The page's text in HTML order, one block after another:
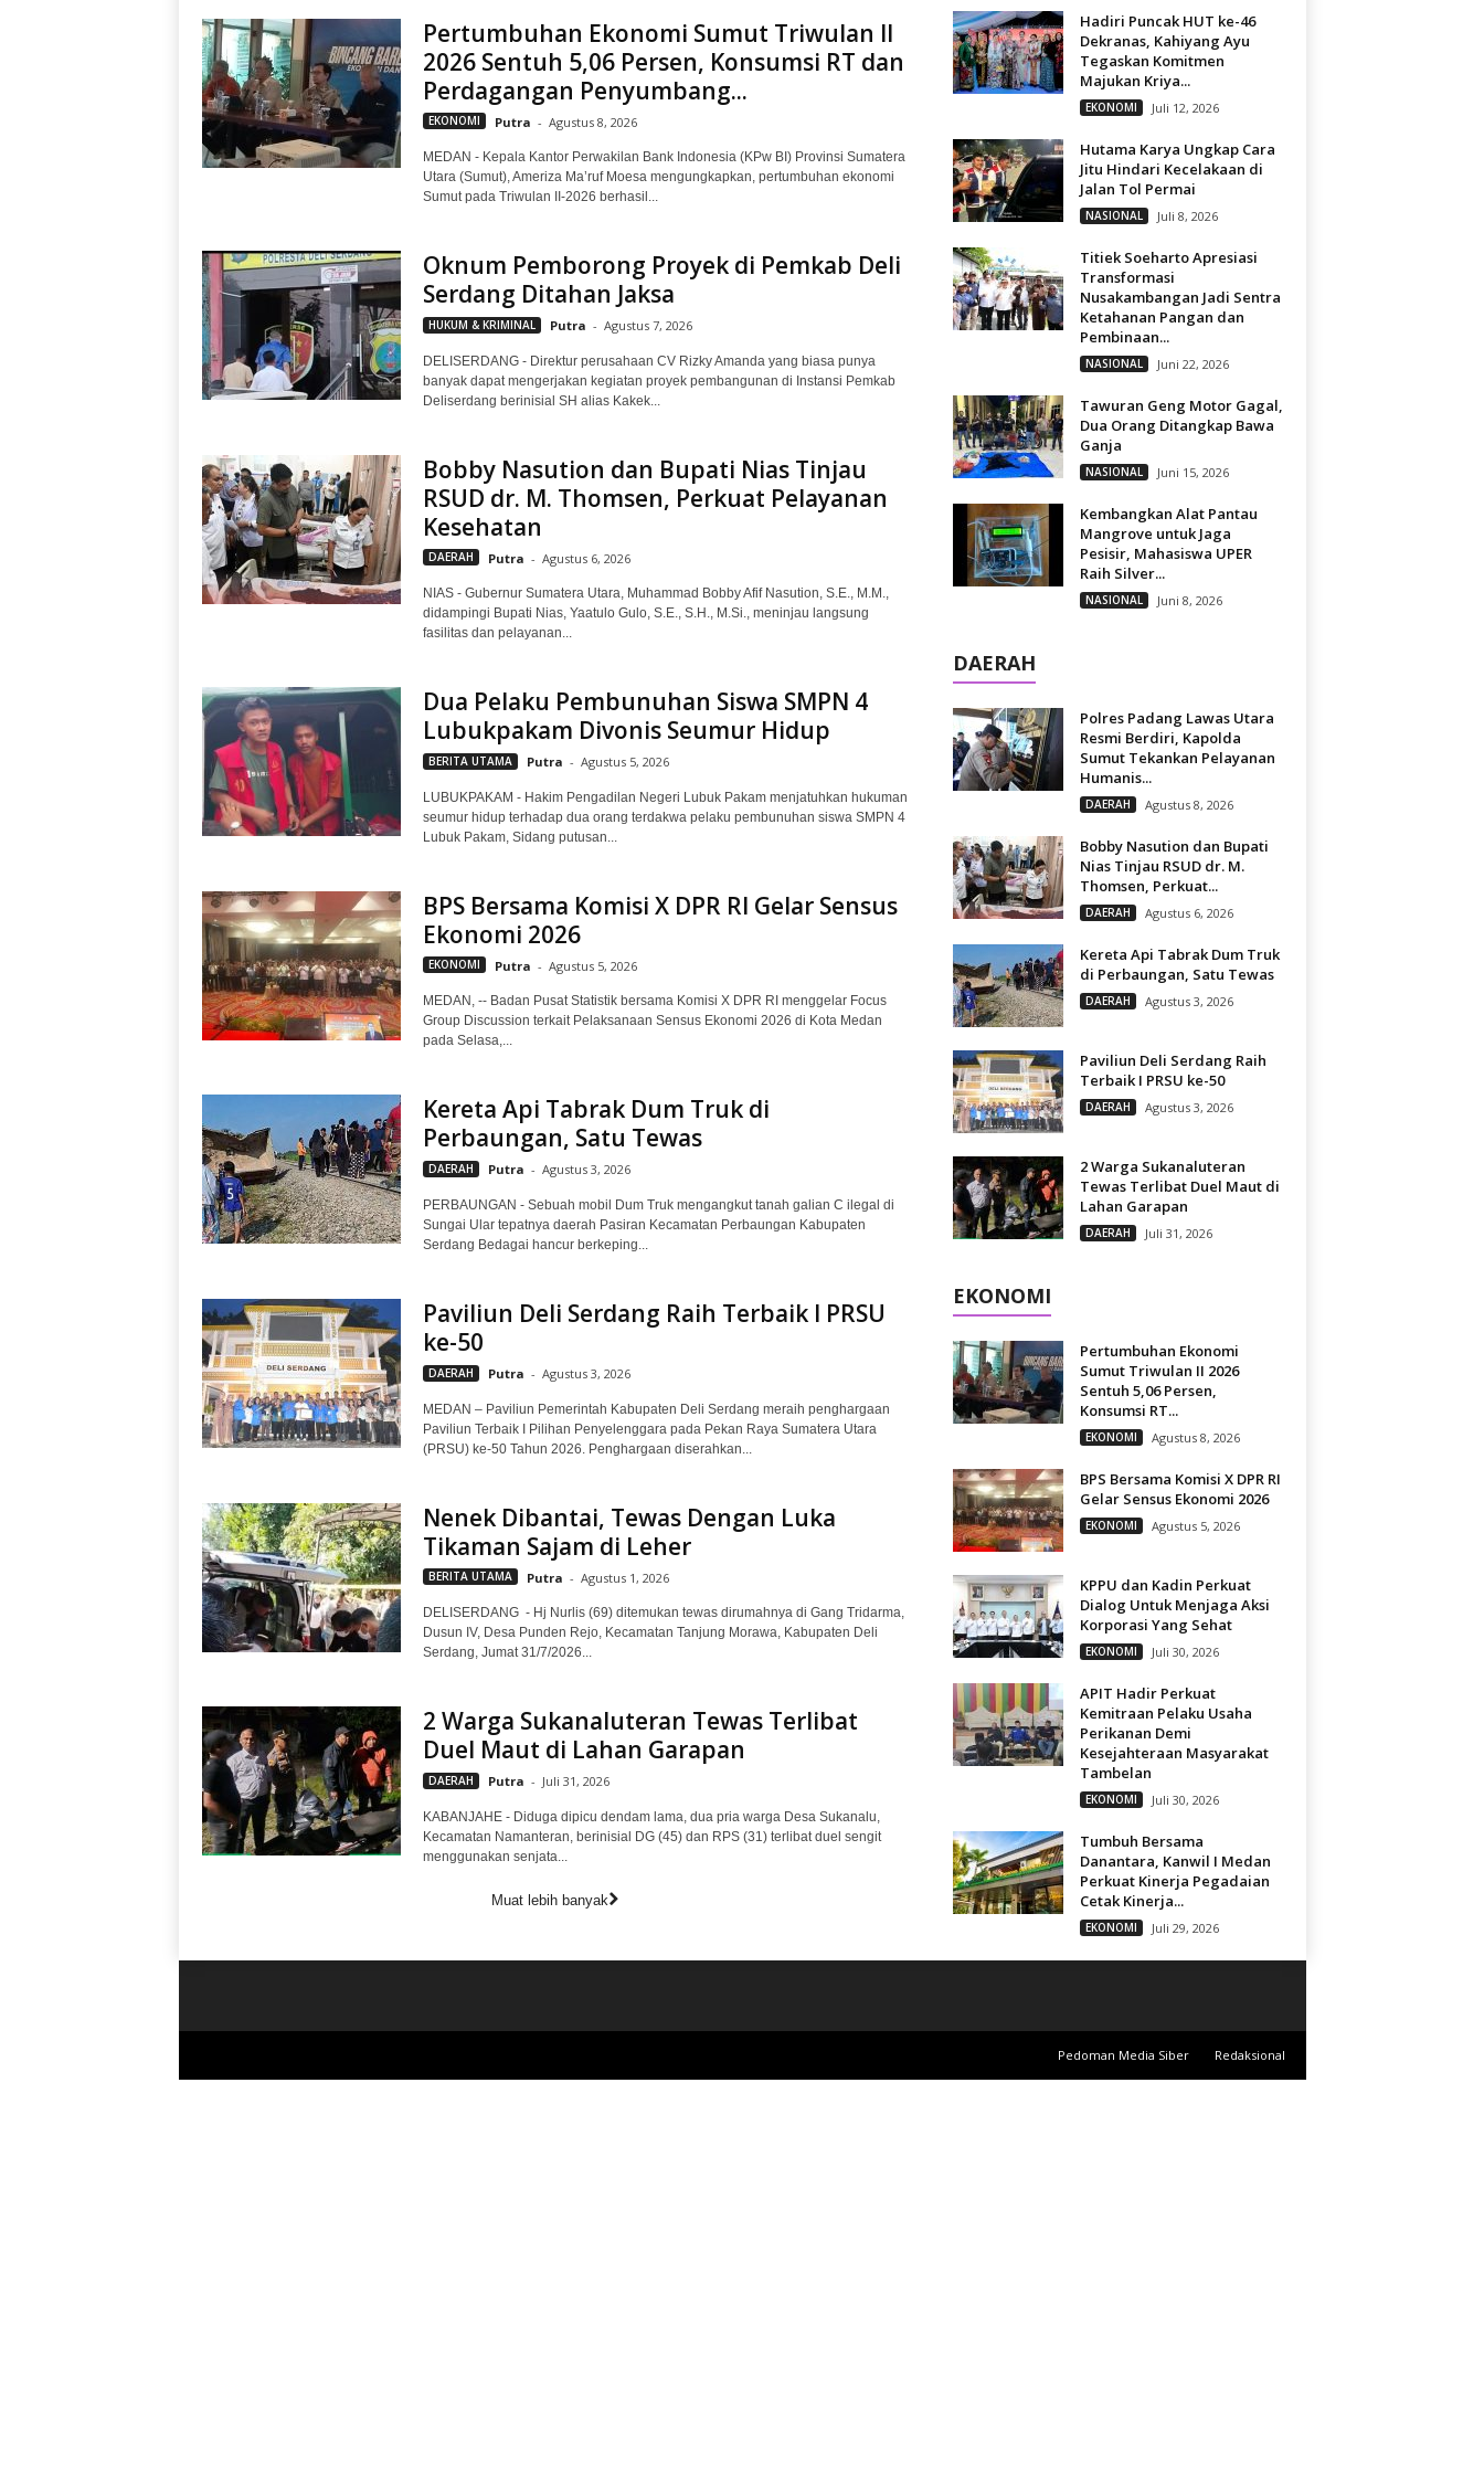
Pertumbuhan Ekonomi Sumut Triwulan II
2026 Sentuh 5,06 Persen, Konsumsi RT dan
Perdagangan Penyumbang...
EKONOMI Putra - Agustus 8, 2026
MEDAN - Kepala Kantor Perwakilan Bank Indonesia (KPw BI) Provinsi Sumatera
Utara (Sumut), Ameriza Ma’ruf Moesa mengungkapkan, pertumbuhan ekonomi
Sumut pada Triwulan II-2026 berhasil...
Oknum Pemborong Proyek di Pemkab Deli
Serdang Ditahan Jaksa
HUKUM & KRIMINAL Putra - Agustus 7, 2026
DELISERDANG - Direktur perusahaan CV Rizky Amanda yang biasa punya
banyak dapat mengerjakan kegiatan proyek pembangunan di Instansi Pemkab
Deliserdang berinisial SH alias Kakek...
Bobby Nasution dan Bupati Nias Tinjau
RSUD dr. M. Thomsen, Perkuat Pelayanan
Kesehatan
DAERAH Putra - Agustus 6, 2026
NIAS - Gubernur Sumatera Utara, Muhammad Bobby Afif Nasution, S.E., M.M.,
didampingi Bupati Nias, Yaatulo Gulo, S.E., S.H., M.Si., meninjau langsung
fasilitas dan pelayanan...
Dua Pelaku Pembunuhan Siswa SMPN 4
Lubukpakam Divonis Seumur Hidup
BERITA UTAMA Putra - Agustus 5, 2026
LUBUKPAKAM - Hakim Pengadilan Negeri Lubuk Pakam menjatuhkan hukuman
seumur hidup terhadap dua orang terdakwa pelaku pembunuhan siswa SMPN 4
Lubuk Pakam, Sidang putusan...
BPS Bersama Komisi X DPR RI Gelar Sensus
Ekonomi 2026
EKONOMI Putra - Agustus 5, 2026
MEDAN, -- Badan Pusat Statistik bersama Komisi X DPR RI menggelar Focus
Group Discussion terkait Pelaksanaan Sensus Ekonomi 2026 di Kota Medan
pada Selasa,...
Kereta Api Tabrak Dum Truk di
Perbaungan, Satu Tewas
DAERAH Putra - Agustus 3, 2026
PERBAUNGAN - Sebuah mobil Dum Truk mengangkut tanah galian C ilegal di
Sungai Ular tepatnya daerah Pasiran Kecamatan Perbaungan Kabupaten
Serdang Bedagai hancur berkeping...
Paviliun Deli Serdang Raih Terbaik I PRSU
ke-50
DAERAH Putra - Agustus 3, 2026
MEDAN – Paviliun Pemerintah Kabupaten Deli Serdang meraih penghargaan
Paviliun Terbaik I Pilihan Penyelenggara pada Pekan Raya Sumatera Utara
(PRSU) ke-50 Tahun 2026. Penghargaan diserahkan...
Nenek Dibantai, Tewas Dengan Luka
Tikaman Sajam di Leher
BERITA UTAMA Putra - Agustus 1, 2026
DELISERDANG - Hj Nurlis (69) ditemukan tewas dirumahnya di Gang Tridarma,
Dusun IV, Desa Punden Rejo, Kecamatan Tanjung Morawa, Kabupaten Deli
Serdang, Jumat 31/7/2026...
2 Warga Sukanaluteran Tewas Terlibat
Duel Maut di Lahan Garapan
DAERAH Putra - Juli 31, 2026
KABANJAHE - Diduga dipicu dendam lama, dua pria warga Desa Sukanalu,
Kecamatan Namanteran, berinisial DG (45) dan RPS (31) terlibat duel sengit
menggunakan senjata...
Muat lebih banyak
Hadiri Puncak HUT ke-46
Dekranas, Kahiyang Ayu
Tegaskan Komitmen
Majukan Kriya...
EKONOMI Juli 12, 2026
Hutama Karya Ungkap Cara
Jitu Hindari Kecelakaan di
Jalan Tol Permai
NASIONAL Juli 8, 2026
Titiek Soeharto Apresiasi
Transformasi
Nusakambangan Jadi Sentra
Ketahanan Pangan dan
Pembinaan...
NASIONAL Juni 22, 2026
Tawuran Geng Motor Gagal,
Dua Orang Ditangkap Bawa
Ganja
NASIONAL Juni 15, 2026
Kembangkan Alat Pantau
Mangrove untuk Jaga
Pesisir, Mahasiswa UPER
Raih Silver...
NASIONAL Juni 8, 2026
DAERAH
Polres Padang Lawas Utara
Resmi Berdiri, Kapolda
Sumut Tekankan Pelayanan
Humanis...
DAERAH Agustus 8, 2026
Bobby Nasution dan Bupati
Nias Tinjau RSUD dr. M.
Thomsen, Perkuat...
DAERAH Agustus 6, 2026
Kereta Api Tabrak Dum Truk
di Perbaungan, Satu Tewas
DAERAH Agustus 3, 2026
Paviliun Deli Serdang Raih
Terbaik I PRSU ke-50
DAERAH Agustus 3, 2026
2 Warga Sukanaluteran
Tewas Terlibat Duel Maut di
Lahan Garapan
DAERAH Juli 31, 2026
EKONOMI
Pertumbuhan Ekonomi
Sumut Triwulan II 2026
Sentuh 5,06 Persen,
Konsumsi RT...
EKONOMI Agustus 8, 2026
BPS Bersama Komisi X DPR RI
Gelar Sensus Ekonomi 2026
EKONOMI Agustus 5, 2026
KPPU dan Kadin Perkuat
Dialog Untuk Menjaga Aksi
Korporasi Yang Sehat
EKONOMI Juli 30, 2026
APIT Hadir Perkuat
Kemitraan Pelaku Usaha
Perikanan Demi
Kesejahteraan Masyarakat
Tambelan
EKONOMI Juli 30, 2026
Tumbuh Bersama
Danantara, Kanwil I Medan
Perkuat Kinerja Pegadaian
Cetak Kinerja...
EKONOMI Juli 29, 2026
Pedoman Media Siber Redaksional